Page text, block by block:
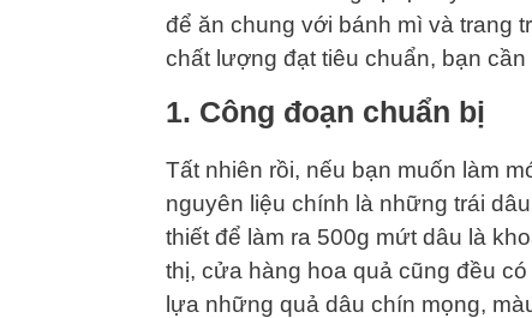
để ăn chung với bánh mì và trang
chất lượng đạt tiêu chuẩn, bạn
1. Công đoạn chuẩn bị
Tất nhiên rồi, nếu bạn muốn làm
nguyên liệu chính là những trái
thiết để làm ra 500g mứt dâu là
thị, cửa hàng hoa quả cũng đều
lựa những quả dâu chín mọng,